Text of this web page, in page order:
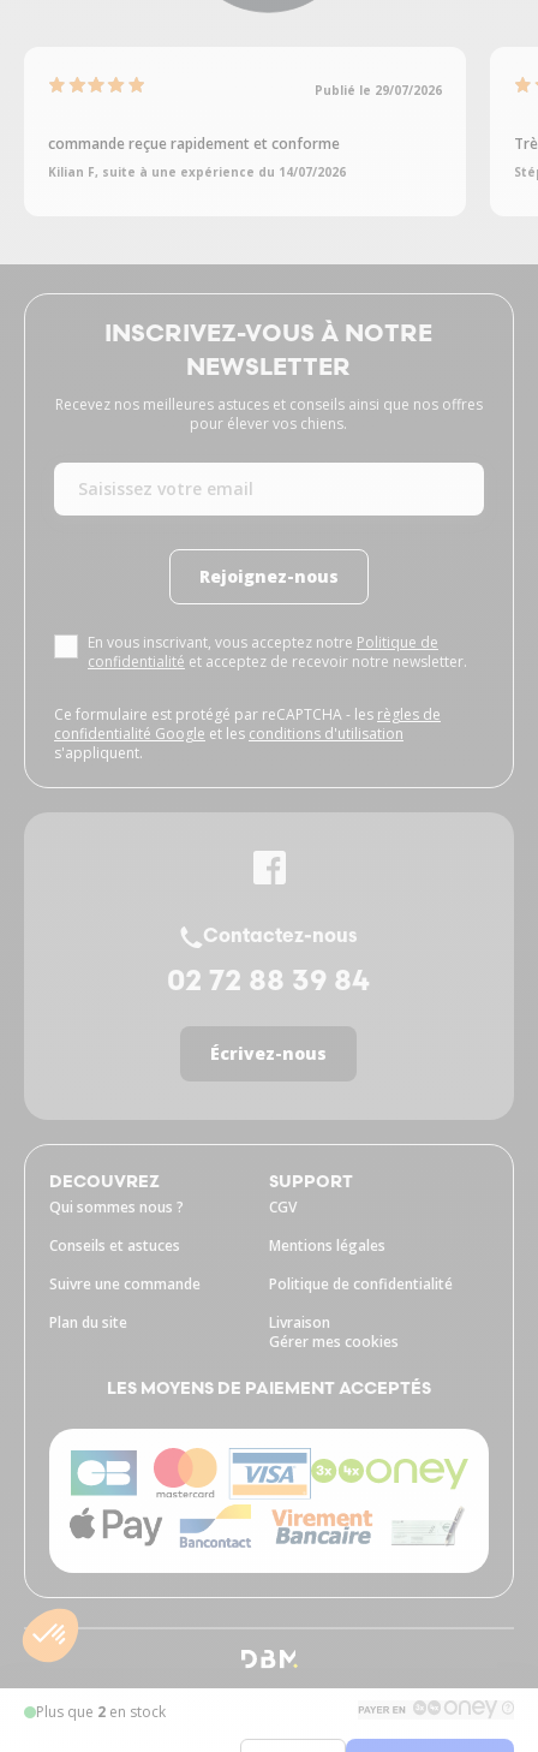
Plus que 2 en stock
Publié le 29/07/2026
commande reçue rapidement et conforme
Kilian F, suite à une expérience du 14/07/2026
INSCRIVEZ-VOUS À NOTRE
NEWSLETTER
Recevez nos meilleures astuces et conseils ainsi que nos offres
pour élever vos chiens.
Rejoignez-nous
En vous inscrivant, vous acceptez notre Politique de
confidentialité et acceptez de recevoir notre newsletter.
Ce formulaire est protégé par reCAPTCHA - les règles de
confidentialité Google et les conditions d'utilisation
s'appliquent.
Contactez-nous
02 72 88 39 84
Écrivez-nous
DECOUVREZ
Qui sommes nous ?
Conseils et astuces
Suivre une commande
Plan du site
SUPPORT
CGV
Mentions légales
Politique de confidentialité
Livraison
Gérer mes cookies
LES MOYENS DE PAIEMENT ACCEPTÉS